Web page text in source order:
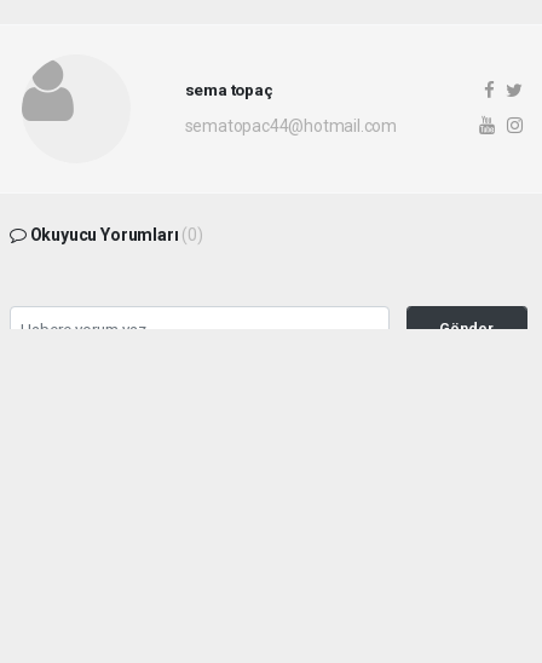
sema topaç
sematopac44@hotmail.com
Okuyucu Yorumları (0)
Gönder